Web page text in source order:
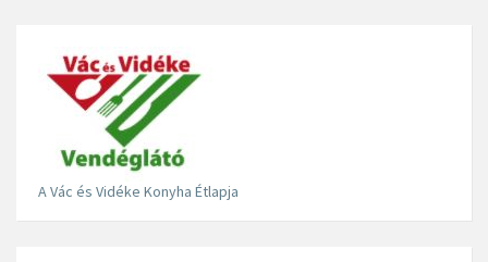
A Vác és Vidéke Konyha Étlapja